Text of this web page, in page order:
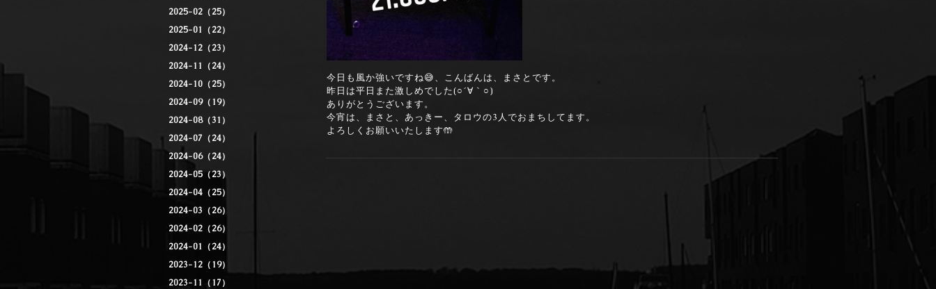
2025-02（25）
2025-01（22）
2024-12（23）
2024-11（24）
2024-10（25）
2024-09（19）
2024-08（31）
2024-07（24）
2024-06（24）
2024-05（23）
2024-04（25）
2024-03（26）
2024-02（26）
2024-01（24）
2023-12（19）
2023-11（17）
今日も風か強いですね😅、こんばんは、まさとです。
昨日は平日また激しめでした(○´∀｀○)
ありがとうございます。
今宵は、まさと、あっきー、タロウの3人でおまちしてます。
よろしくお願いいたします🤲